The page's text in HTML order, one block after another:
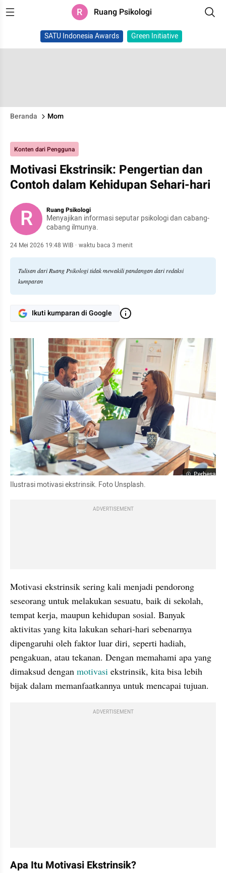
R Ruang Psikologi
SATU Indonesia Awards Green Initiative
Beranda Mom
Konten dari Pengguna
Motivasi Ekstrinsik: Pengertian dan
Contoh dalam Kehidupan Sehari-hari
R Ruang Psikologi
Menyajikan informasi seputar psikologi dan cabang-
cabang ilmunya.
24 Mei 2026 19:48 WIB · waktu baca 3 menit
Tulisan dari Ruang Psikologi tidak mewakili pandangan dari redaksi
kumparan
Ikuti kumparan di Google
Perbesar
Ilustrasi motivasi ekstrinsik. Foto Unsplash.
ADVERTISEMENT
Motivasi ekstrinsik sering kali menjadi pendorong
seseorang untuk melakukan sesuatu, baik di sekolah,
tempat kerja, maupun kehidupan sosial. Banyak
aktivitas yang kita lakukan sehari-hari sebenarnya
dipengaruhi oleh faktor luar diri, seperti hadiah,
pengakuan, atau tekanan. Dengan memahami apa yang
dimaksud dengan motivasi ekstrinsik, kita bisa lebih
bijak dalam memanfaatkannya untuk mencapai tujuan.
ADVERTISEMENT
Apa Itu Motivasi Ekstrinsik?